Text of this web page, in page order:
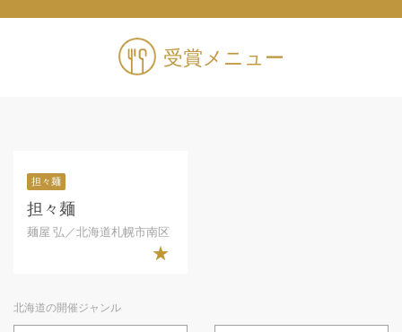
受賞メニュー
担々麺
担々麺
麺屋 弘／北海道札幌市南区
★
北海道の開催ジャンル